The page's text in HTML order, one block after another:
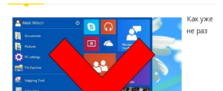
Как уже
не раз